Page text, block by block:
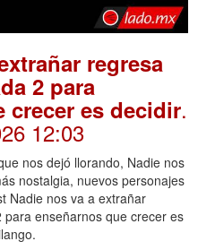
regresa
2 para
crecer es decidir.
12:03
nos dejó llorando, Nadie nos
nostalgia, nuevos personajes
Nadie nos va a extrañar
enseñarnos que crecer es